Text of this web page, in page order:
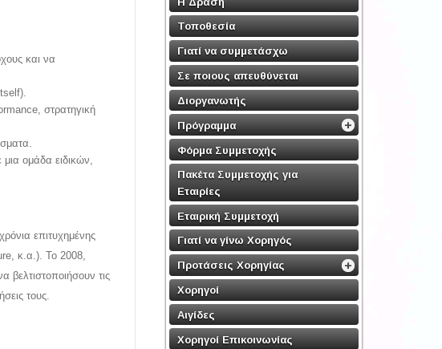
και να
στρατηγική
ομάδα ειδικών,
επιτυχημένης
κ.α.). Το 2008,
βελτιστοποιήσουν τις
τους.
Τοποθεσία
Γιατί να συμμετάσχω
Σε ποιους απευθύνεται
Διοργανωτής
Πρόγραμμα
Φόρμα Συμμετοχής
Πακέτα Συμμετοχής για
Εταιρίες
Εταιρική Συμμετοχή
Γιατί να γίνω Χορηγός
Προτάσεις Χορηγίας
Χορηγοί
Αιγίδες
Χορηγοί Επικοινωνίας